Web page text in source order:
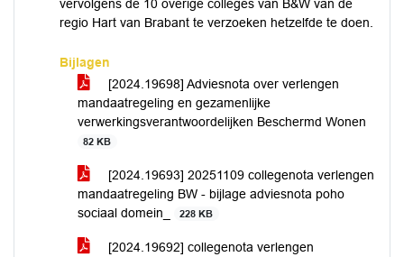
vervolgens de 10 overige colleges van B&W van de
regio Hart van Brabant te verzoeken hetzelfde te doen.
Bijlagen
[2024.19698] Adviesnota over verlengen
mandaatregeling en gezamenlijke
verwerkingsverantwoordelijken Beschermd Wonen
82 KB
[2024.19693] 20251109 collegenota verlengen
mandaatregeling BW - bijlage adviesnota poho
sociaal domein_
228 KB
[2024.19692] collegenota verlengen